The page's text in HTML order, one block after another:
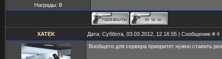
Награды: 0
XATEK Дата: Суббота, 03.03.2012, 12.16.55 | Сообщение # 4
Вообщето для сервера приоритет нужно ставить